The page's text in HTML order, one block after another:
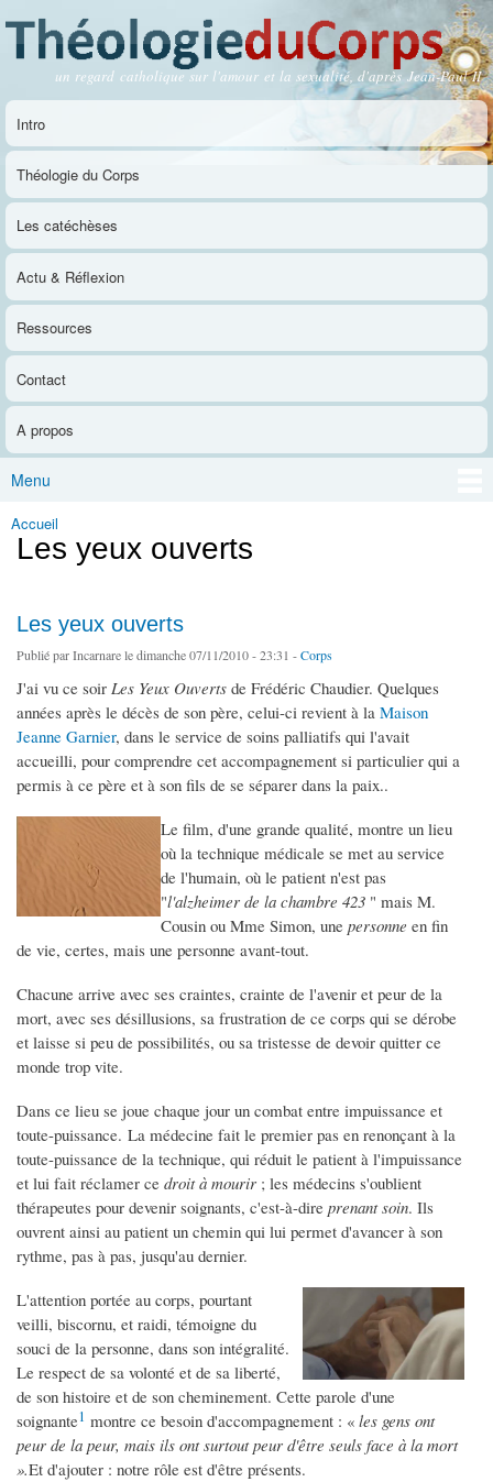
contenu
principal
Théologie du Corps
un regard catholique sur l'amour et la sexualité, d'après Jean-Paul II
Menu principal
Intro
Théologie du Corps
Les catéchèses
Actu & Réflexion
Ressources
Contact
A propos
Menu
Vous êtes ici
Accueil
Les yeux ouverts
Les yeux ouverts
Publié parIncarnarele dimanche 07/11/2010 - 23:31 -Corps
J'ai vu ce soir Les Yeux Ouverts de Frédéric Chaudier. Quelques
années après le décès de son père, celui-ci revient à la Maison
Jeanne Garnier, dans le service de soins palliatifs qui l'avait
accueilli, pour comprendre cet accompagnement si particulier qui a
permis à ce père et à son fils de se séparer dans la paix..
Le film, d'une grande qualité, montre un lieu
où la technique médicale se met au service
de l'humain, où le patient n'est pas
"l'alzheimer de la chambre 423 " mais M.
Cousin ou Mme Simon, une personne en fin
de vie, certes, mais une personne avant-tout.
Chacune arrive avec ses craintes, crainte de l'avenir et peur de la
mort, avec ses désillusions, sa frustration de ce corps qui se dérobe
et laisse si peu de possibilités, ou sa tristesse de devoir quitter ce
monde trop vite.
Dans ce lieu se joue chaque jour un combat entre impuissance et
toute-puissance. La médecine fait le premier pas en renonçant à la
toute-puissance de la technique, qui réduit le patient à l'impuissance
et lui fait réclamer ce droit à mourir ; les médecins s'oublient
thérapeutes pour devenir soignants, c'est-à-dire prenant soin. Ils
ouvrent ainsi au patient un chemin qui lui permet d'avancer à son
rythme, pas à pas, jusqu'au dernier.
L'attention portée au corps, pourtant
veilli, biscornu, et raidi, témoigne du
souci de la personne, dans son intégralité.
Le respect de sa volonté et de sa liberté,
de son histoire et de son cheminement. Cette parole d'une
soignante1 montre ce besoin d'accompagnement : « les gens ont
peur de la peur, mais ils ont surtout peur d'être seuls face à la mort
».Et d'ajouter : notre rôle est d'être présents.